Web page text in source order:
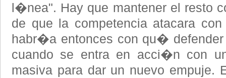
l�nea". Hay que mantener el resto
de que la competencia atacara
habr�a entonces con qu�
cuando se entra en acci�n con
masiva para dar un nuevo empuje.